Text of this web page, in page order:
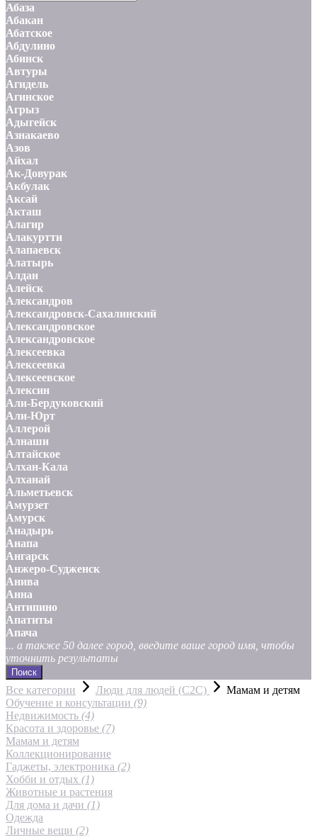
Абаза
Абакан
Абатское
Абдулино
Абинск
Автуры
Агидель
Агинское
Агрыз
Адыгейск
Азнакаево
Азов
Айхал
Ак-Довурак
Акбулак
Аксай
Акташ
Алагир
Алакуртти
Алапаевск
Алатырь
Алдан
Алейск
Александров
Александровск-Сахалинский
Александровское
Александровское
Алексеевка
Алексеевка
Алексеевское
Алексин
Али-Бердуковский
Али-Юрт
Аллерой
Алнаши
Алтайское
Алхан-Кала
Алханай
Альметьевск
Амурзет
Амурск
Анадырь
Анапа
Ангарск
Анжеро-Судженск
Анива
Анна
Антипино
Апатиты
Апача
... а также 50 далее город, введите ваше город имя, чтобы
уточнить результаты
Поиск
Все категории Люди для людей (С2С)
Мамам и детям
Обучение и консультации (9)
Недвижимость (4)
Красота и здоровье (7)
Мамам и детям
Коллекционирование
Гаджеты, электроника (2)
Хобби и отдых (1)
Животные и растения
Для дома и дачи (1)
Одежда
Личные вещи (2)